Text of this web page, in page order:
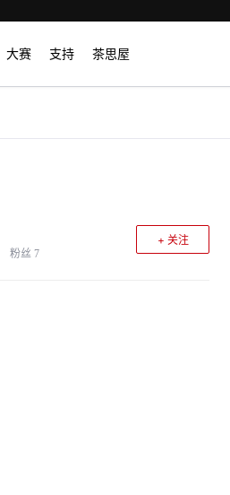
大赛 支持 茶思屋
粉丝 7
+ 关注